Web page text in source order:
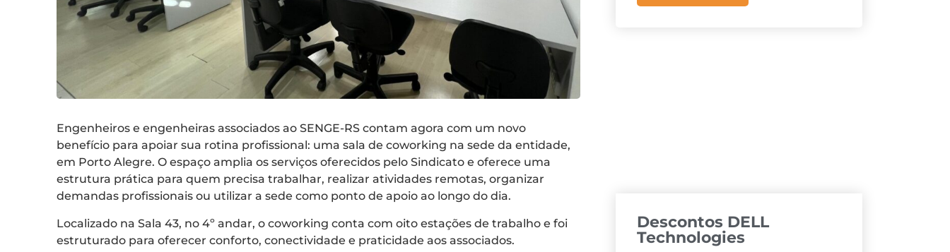
Engenheiros e engenheiras associados ao SENGE-RS contam agora com um novo
benefício para apoiar sua rotina profissional: uma sala de coworking na sede da entidade,
em Porto Alegre. O espaço amplia os serviços oferecidos pelo Sindicato e oferece uma
estrutura prática para quem precisa trabalhar, realizar atividades remotas, organizar
demandas profissionais ou utilizar a sede como ponto de apoio ao longo do dia.
Localizado na Sala 43, no 4º andar, o coworking conta com oito estações de trabalho e foi
estruturado para oferecer conforto, conectividade e praticidade aos associados.
Descontos DELL
Technologies